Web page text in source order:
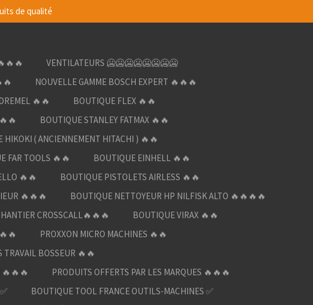
de qualité
VENTILATEURS 🥶🥶🥶🥶🥶🥶🥶🥶
NOUVELLE GAMME BOSCH EXPERT 🔥🔥🔥
🔥🔥
BOUTIQUE FLEX 🔥🔥
BOUTIQUE STANLEY FATMAX 🔥🔥
HIKOKI ( ANCIENNEMENT HITACHI ) 🔥🔥
FAR TOOLS 🔥🔥
BOUTIQUE EINHELL 🔥🔥
🔥🔥
BOUTIQUE PISTOLETS AIRLESS 🔥🔥
🔥🔥🔥
BOUTIQUE NETTOYEUR HP NILFISK ALTO 🔥🔥🔥🔥
CROSSCALL🔥🔥🔥
BOUTIQUE VIRAX 🔥🔥
PROXXON MICRO MACHINES 🔥🔥
TRAVAIL BOSSEUR 🔥🔥
🔥🔥🔥
PRODUITS OFFERTS PAR LES MARQUES 🔥🔥🔥
BOUTIQUE TOOL FRANCE OUTILS-MACHINES ✅